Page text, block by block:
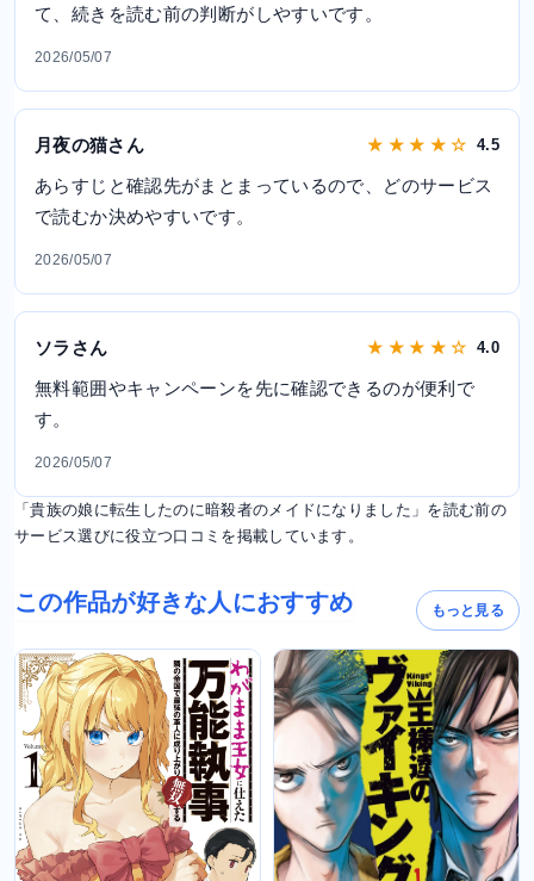
て、続きを読む前の判断がしやすいです。
2026/05/07
月夜の猫さん ★ ★ ★ ★ ☆ 4.5
あらすじと確認先がまとまっているので、どのサービス
で読むか決めやすいです。
2026/05/07
ソラさん ★ ★ ★ ★ ☆ 4.0
無料範囲やキャンペーンを先に確認できるのが便利で
す。
2026/05/07
「貴族の娘に転生したのに暗殺者のメイドになりました」を読む前の
サービス選びに役立つ口コミを掲載しています。
この作品が好きな人におすすめ もっと見る